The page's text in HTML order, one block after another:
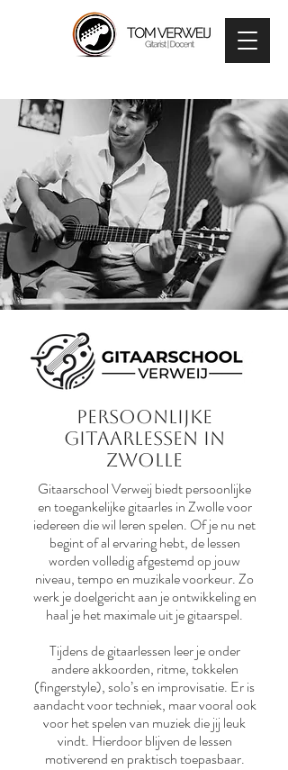
Persoonlijke
gitaarlessen in
zwolle
Gitaarschool Verweij biedt persoonlijke
en toegankelijke gitaarles in Zwolle voor
iedereen die wil leren spelen. Of je nu net
begint of al ervaring hebt, de lessen
worden volledig afgestemd op jouw
niveau, tempo en muzikale voorkeur. Zo
werk je doelgericht aan je ontwikkeling en
haal je het maximale uit je gitaarspel.
Tijdens de gitaarlessen leer je onder
andere akkoorden, ritme, tokkelen
(fingerstyle), solo’s en improvisatie. Er is
aandacht voor techniek, maar vooral ook
voor het spelen van muziek die jij leuk
vindt. Hierdoor blijven de lessen
motiverend en praktisch toepasbaar.